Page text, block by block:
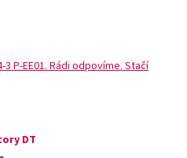
P-EE01. Rádi odpovíme. Stačí
DT